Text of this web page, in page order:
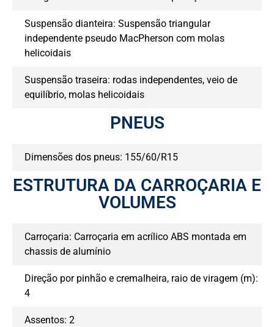
Suspensão dianteira: Suspensão triangular
independente pseudo MacPherson com molas
helicoidais
Suspensão traseira: rodas independentes, veio de
equilíbrio, molas helicoidais
PNEUS
Dimensões dos pneus: 155/60/R15
ESTRUTURA DA CARROÇARIA E
VOLUMES
Carroçaria: Carroçaria em acrílico ABS montada em
chassis de alumínio
Direção por pinhão e cremalheira, raio de viragem (m):
4
Assentos: 2